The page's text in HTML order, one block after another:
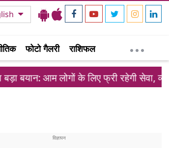
फोटो गैलरी राशिफल
लोगों के लिए फ्री रहेगी सेवा, व्यापारियों पर